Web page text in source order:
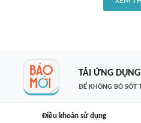
TẢI ỨNG
ĐỂ KHÔNG BỎ SÓT
Điều khoản sử dụng